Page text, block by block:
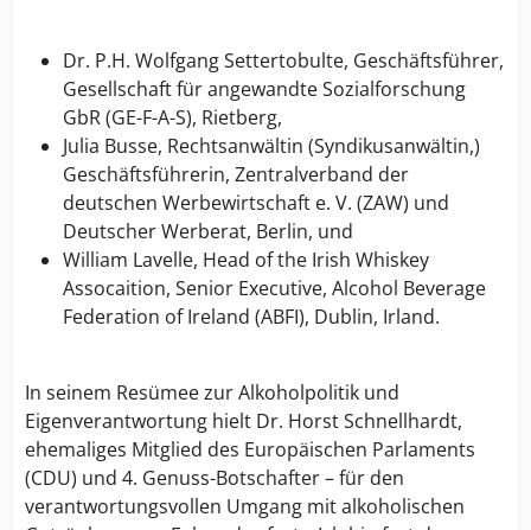
Dr. P.H. Wolfgang Settertobulte, Geschäftsführer,
Gesellschaft für angewandte Sozialforschung
GbR (GE-F-A-S), Rietberg,
Julia Busse, Rechtsanwältin (Syndikusanwältin,)
Geschäftsführerin, Zentralverband der
deutschen Werbewirtschaft e. V. (ZAW) und
Deutscher Werberat, Berlin, und
William Lavelle, Head of the Irish Whiskey
Assocaition, Senior Executive, Alcohol Beverage
Federation of Ireland (ABFI), Dublin, Irland.
In seinem Resümee zur Alkoholpolitik und
Eigenverantwortung hielt Dr. Horst Schnellhardt,
ehemaliges Mitglied des Europäischen Parlaments
(CDU) und 4. Genuss-Botschafter – für den
verantwortungsvollen Umgang mit alkoholischen